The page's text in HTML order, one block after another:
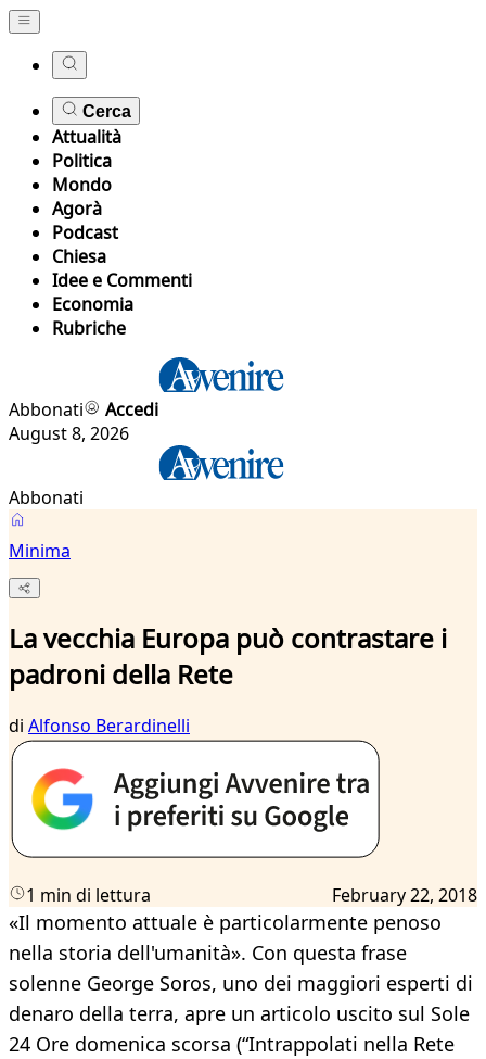
Cerca
Attualità
Politica
Mondo
Agorà
Podcast
Chiesa
Idee e Commenti
Economia
Rubriche
Abbonati
Accedi
August 8, 2026
Abbonati
Minima
La vecchia Europa può contrastare i
padroni della Rete
di Alfonso Berardinelli
1 min di lettura February 22, 2018
«Il momento attuale è particolarmente penoso
nella storia dell'umanità». Con questa frase
solenne George Soros, uno dei maggiori esperti di
denaro della terra, apre un articolo uscito sul Sole
24 Ore domenica scorsa (“Intrappolati nella Rete